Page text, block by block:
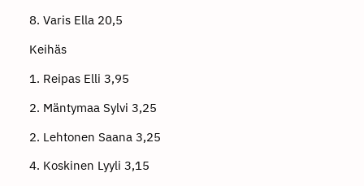
8. Varis Ella 20,5
Keihäs
1. Reipas Elli 3,95
2. Mäntymaa Sylvi 3,25
2. Lehtonen Saana 3,25
4. Koskinen Lyyli 3,15